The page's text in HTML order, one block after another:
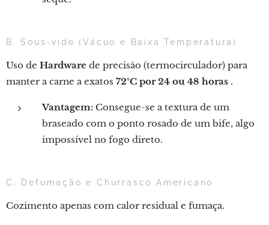
B. Sous-vide (Vácuo e Baixa Temperatura)
Uso de Hardware de precisão (termocirculador) para
manter a carne a exatos 72°C por 24 ou 48 horas .
Vantagem: Consegue-se a textura de um
braseado com o ponto rosado de um bife, algo
impossível no fogo direto.
C. Defumação e Churrasco Americano
Cozimento apenas com calor residual e fumaça.